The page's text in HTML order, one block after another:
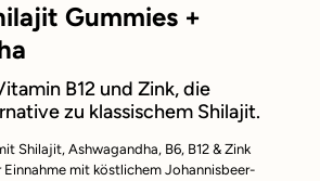
Gummies +
B12 und Zink, die
zu klassischem Shilajit.
Shilajit, Ashwagandha, B6, B12 & Zink
Einnahme mit köstlichem Johannisbeer-